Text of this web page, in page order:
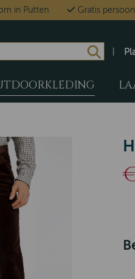
in Putten Gratis